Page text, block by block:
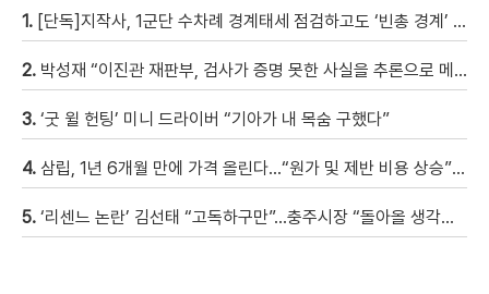
1. [단독]지작사, 1군단 수차례 경계태세 점검하고도 ‘빈총 경계’ 몰랐다
2. 박성재 “이진관 재판부, 검사가 증명 못한 사실을 추론으로 메꿔” [현장영상]
3. ‘굿 윌 헌팅’ 미니 드라이버 “기아가 내 목숨 구했다”
4. 삼립, 1년 6개월 만에 가격 올린다…“원가 및 제반 비용 상승” [자막뉴스]
5. ‘리센느 논란’ 김선태 “고독하구만”…충주시장 “돌아올 생각은?”